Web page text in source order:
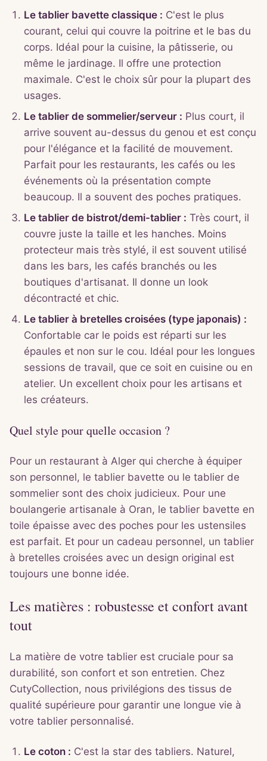
Le tablier bavette classique : C'est le plus
courant, celui qui couvre la poitrine et le bas du
corps. Idéal pour la cuisine, la pâtisserie, ou
même le jardinage. Il offre une protection
maximale. C'est le choix sûr pour la plupart des
usages.
Le tablier de sommelier/serveur : Plus court, il
arrive souvent au-dessus du genou et est conçu
pour l'élégance et la facilité de mouvement.
Parfait pour les restaurants, les cafés ou les
événements où la présentation compte
beaucoup. Il a souvent des poches pratiques.
Le tablier de bistrot/demi-tablier : Très court, il
couvre juste la taille et les hanches. Moins
protecteur mais très stylé, il est souvent utilisé
dans les bars, les cafés branchés ou les
boutiques d'artisanat. Il donne un look
décontracté et chic.
Le tablier à bretelles croisées (type japonais) :
Confortable car le poids est réparti sur les
épaules et non sur le cou. Idéal pour les longues
sessions de travail, que ce soit en cuisine ou en
atelier. Un excellent choix pour les artisans et
les créateurs.
Quel style pour quelle occasion ?
Pour un restaurant à Alger qui cherche à équiper
son personnel, le tablier bavette ou le tablier de
sommelier sont des choix judicieux. Pour une
boulangerie artisanale à Oran, le tablier bavette en
toile épaisse avec des poches pour les ustensiles
est parfait. Et pour un cadeau personnel, un tablier
à bretelles croisées avec un design original est
toujours une bonne idée.
Les matières : robustesse et confort avant
tout
La matière de votre tablier est cruciale pour sa
durabilité, son confort et son entretien. Chez
CutyCollection, nous privilégions des tissus de
qualité supérieure pour garantir une longue vie à
votre tablier personnalisé.
Le coton : C'est la star des tabliers. Naturel,